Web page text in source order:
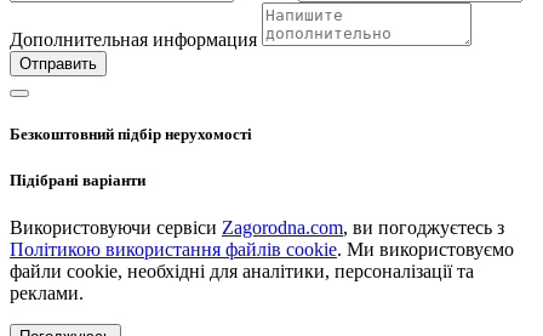
Дополнительная информация
Отправить
Безкоштовний підбір нерухомості
Підібрані варіанти
Використовуючи сервіси Zagorodna.com, ви погоджуєтесь з
Політикою використання файлів cookie. Ми використовуємо
файли cookie, необхідні для аналітики, персоналізації та
реклами.